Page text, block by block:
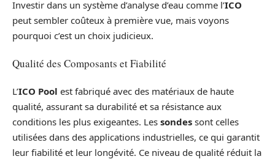
Investir dans un système d’analyse d’eau comme l’ICO
peut sembler coûteux à première vue, mais voyons
pourquoi c’est un choix judicieux.
Qualité des Composants et Fiabilité
L’ICO Pool est fabriqué avec des matériaux de haute
qualité, assurant sa durabilité et sa résistance aux
conditions les plus exigeantes. Les sondes sont celles
utilisées dans des applications industrielles, ce qui garantit
leur fiabilité et leur longévité. Ce niveau de qualité réduit la